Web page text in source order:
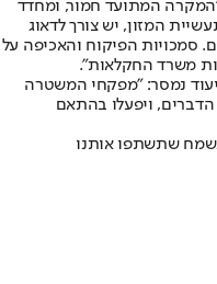
המתועד חמור, ומחדד
המזון, יש צורך לדאוג
סמכויות הפיקוח והאכיפה על
משרד החקלאות".
נמסר: "מפקחי המשטרה
ויפעלו בהתאם
שתשתפו אותנו